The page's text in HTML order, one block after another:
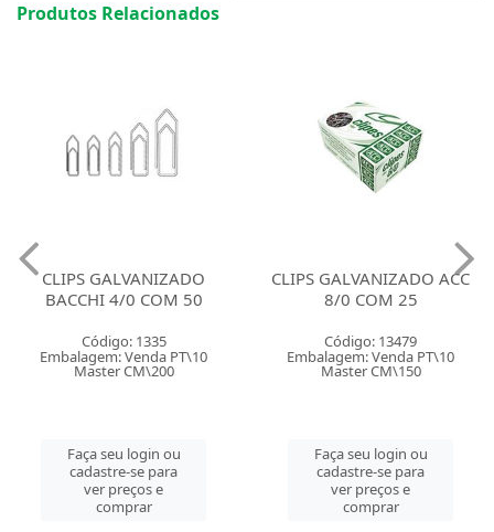
Produtos Relacionados
CLIPS GALVANIZADO
BACCHI 4/0 COM 50
Código: 1335
Embalagem: Venda PT\10
Master CM\200
Faça seu login ou
cadastre-se para
ver preços e
comprar
CLIPS GALVANIZADO ACC
8/0 COM 25
Código: 13479
Embalagem: Venda PT\10
Master CM\150
Faça seu login ou
cadastre-se para
ver preços e
comprar